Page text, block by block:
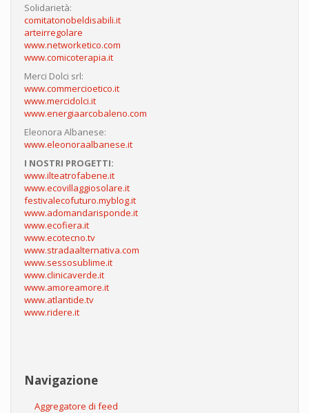
Solidarietà:
comitatonobeldisabili.it
arteirregolare
www.networketico.com
www.comicoterapia.it
Merci Dolci srl:
www.commercioetico.it
www.mercidolci.it
www.energiaarcobaleno.com
Eleonora Albanese:
www.eleonoraalbanese.it
I NOSTRI PROGETTI:
www.ilteatrofabene.it
www.ecovillaggiosolare.it
festivalecofuturo.myblog.it
www.adomandarisponde.it
www.ecofiera.it
www.ecotecno.tv
www.stradaalternativa.com
www.sessosublime.it
www.clinicaverde.it
www.amoreamore.it
www.atlantide.tv
www.ridere.it
Navigazione
Aggregatore di feed